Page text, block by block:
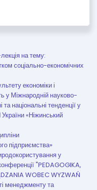
на тему:
соціально-економічних
економіки і
у Міжнародній науково-
національні тенденції у
«Ніжинський
підприємства»
у
"PEDAGOGIKA,
WOBEC WYZWAŃ
менеджменту та